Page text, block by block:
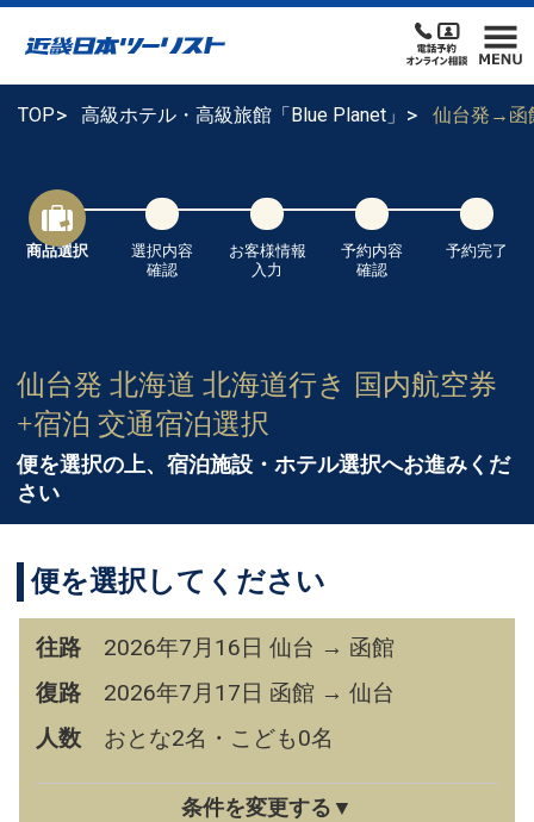
TOP 高級ホテル・高級旅館「Blue Planet」 仙台発→函
商品選択
選択内容
確認
お客様情報
入力
予約内容
確認
予約完了
仙台発 北海道 北海道行き 国内航空券
+宿泊 交通宿泊選択
便を選択の上、宿泊施設・ホテル選択へお進みくだ
さい
便を選択してください
往路
2026年7月16日 仙台 → 函館
復路
2026年7月17日 函館 → 仙台
人数
おとな2名・こども0名
条件を変更する▼